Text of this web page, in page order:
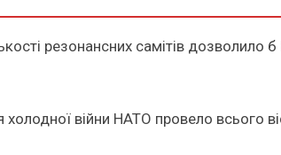
резонансних самітів дозволило
війни НАТО провело всього